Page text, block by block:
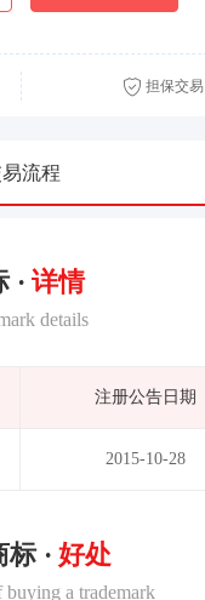
担保交易
流程
· 详情
details
注册公告日期
2015-10-28
· 好处
buying a trademark